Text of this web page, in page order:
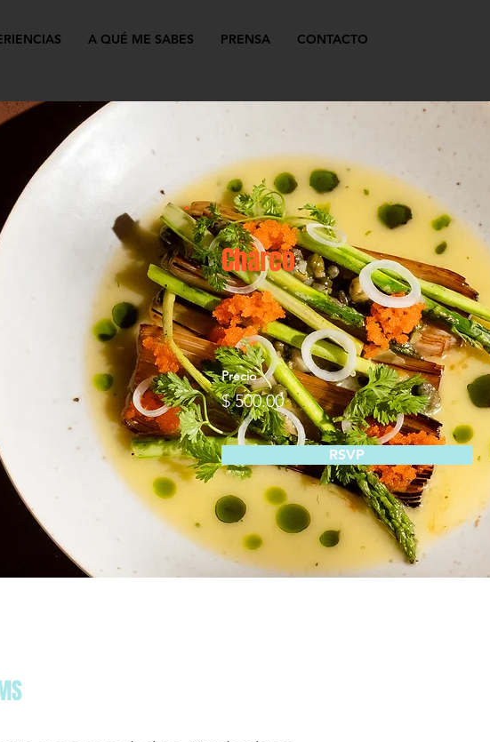
A QUÉ ME SABES PRENSA CONTACTO
Charco
Precio
$ 500.00
RSVP